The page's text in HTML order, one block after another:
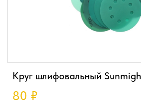
Круг шлифовальный
80 ₽